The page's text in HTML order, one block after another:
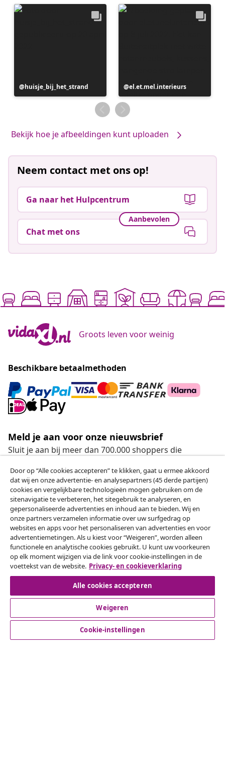
Bericht
gepubliceerd
huisje_bij_het_strand
Bericht
gepubliceerd
door
el.et.mel.interieurs
Bekijk hoe je afbeeldingen kunt uploaden
Neem contact met ons op!
Ga naar het Hulpcentrum
Aanbevolen
Chat met ons
Groots leven voor weinig
Beschikbare betaalmethoden
Meld je aan voor onze nieuwsbrief
Sluit je aan bij meer dan 700.000 shoppers die
artikelen van vidaXL ontvangen.
Onze sociale media
Herroeping van de overeenkomst
Een annulering voor je bestelling indienen
Herroeping van de overeenkomst
Door op “Alle cookies accepteren” te klikken, gaat u ermee akkoord
dat wij en onze advertentie- en analysepartners (45 derde partijen)
cookies en vergelijkbare technologieën mogen gebruiken om de
sitenavigatie te verbeteren, het sitegebruik te analyseren, en
gepersonaliseerde advertenties en inhoud aan te bieden. Wij en
onze partners verzamelen informatie over uw surfgedrag op
websites en apps voor het personaliseren van advertenties en voor
advertentiemetingen. Als u kiest voor “Weigeren”, worden alleen
functionele en analytische cookies gebruikt. U kunt uw voorkeuren
op elk moment wijzigen via de link voor cookie-instellingen in de
voettekst van de website. Privacy- en cookieverklaring
Alle cookies accepteren
Weigeren
Cookie-instellingen